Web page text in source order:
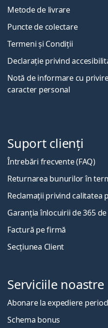
Metode de livrare
Puncte de colectare
Termeni și Condiții
Declarație privind
Notă de informare cu
caracter personal
Suport clienți
Întrebări frecvente (FAQ)
Returnarea bunurilor în
Reclamații privind calitatea
Garanția înlocuirii de 365 de
Factură pe firmă
Secțiunea Client
Serviciile noastre
Abonare la expediere
Schema bonus